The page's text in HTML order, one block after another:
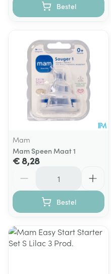
Bestel
Mam
Mam Speen Maat 1
€ 8,28
Bestel